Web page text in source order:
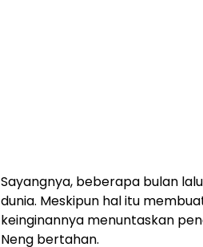
Sayangnya, beberapa bulan
dunia. Meskipun hal itu
keinginannya menuntaskan
Neng bertahan.